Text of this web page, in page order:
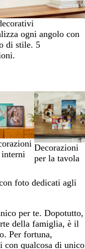
ogni angolo con
di stile. 5
interni
Decorazioni
per la tavola
foto dedicati agli
per te. Dopotutto,
della famiglia, è il
Per fortuna,
con qualcosa di unico